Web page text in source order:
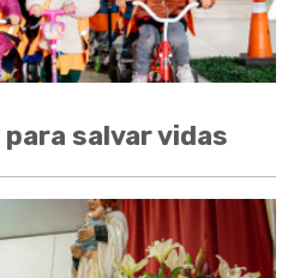
salvar vidas